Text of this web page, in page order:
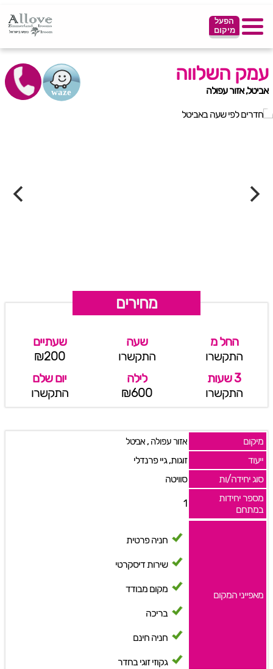
הפעל
מיקום
עמק השלווה
אביטל, אזור עפולה
מחירים
החל מ
התקשרו
שעה
התקשרו
שעתיים
₪200
3 שעות
התקשרו
לילה
₪600
יום שלם
התקשרו
מיקום אזור עפולה, אביטל
ייעוד
זוגות, גיי פרנדלי
סוג יחידה/ות
סוויטה
מספר יחידות
במתחם
1
מאפייני המקום
חניה פרטית
שירות דיסקרטי
מקום מבודד
בריכה
חניה חינם
גקוזי זוגי בחדר